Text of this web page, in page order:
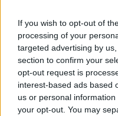
If you wish to opt-out of
processing of your
targeted advertising by
section to confirm your
opt-out request is
interest-based ads based
us or personal
your opt-out. You may